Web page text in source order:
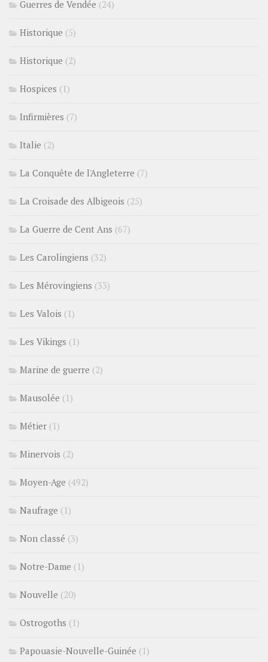
Guerres de Vendée (24)
Historique (5)
Historique (2)
Hospices (1)
Infirmières (7)
Italie (2)
La Conquête de l'Angleterre (7)
La Croisade des Albigeois (25)
La Guerre de Cent Ans (67)
Les Carolingiens (32)
Les Mérovingiens (33)
Les Valois (1)
Les Vikings (1)
Marine de guerre (2)
Mausolée (1)
Métier (1)
Minervois (2)
Moyen-Age (492)
Naufrage (1)
Non classé (3)
Notre-Dame (1)
Nouvelle (20)
Ostrogoths (1)
Papouasie-Nouvelle-Guinée (1)